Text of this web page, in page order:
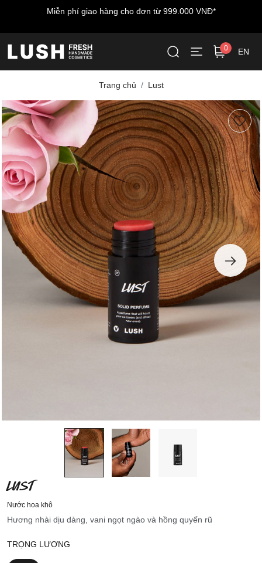
Miễn phí giao hàng cho đơn từ 999.000 VNĐ*
0 EN
Trang chủ Lust
LUST
Nước hoa khô
Hương nhài dịu dàng, vani ngọt ngào và hồng quyến rũ
TRỌNG LƯỢNG